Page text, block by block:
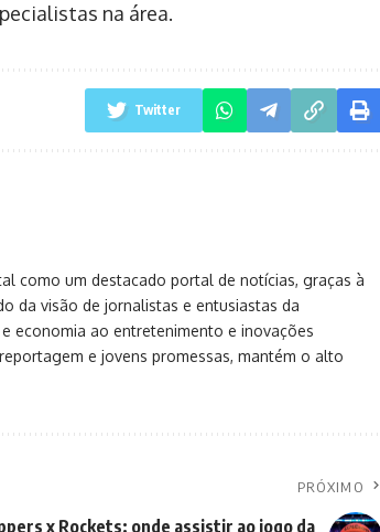
na área.
Twitter
como um destacado portal de notícias, graças à
da visão de jornalistas e entusiastas da
economia ao entretenimento e inovações
e jovens promessas, mantém o alto
PRÓXIMO
x Rockets: onde assistir ao jogo da